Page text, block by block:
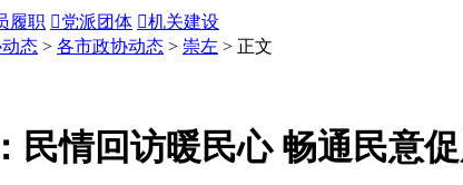
履职 党派团体 机关建设
态 > 各市政协动态 > 崇左 > 正文
民情回访暖民心 畅通民意